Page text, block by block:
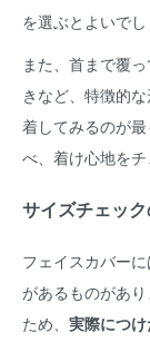
を選ぶとよいでし
また、首まで覆
きなど、特徴的
着してみるのが
べ、着け心地をチ
サイズチェッ
フェイスカバー
があるものがあ
ため、 実際につ